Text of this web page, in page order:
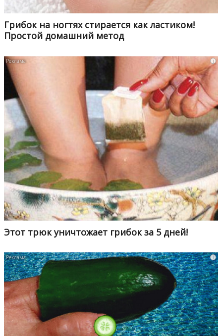
Грибок на ногтях стирается как ластиком!
Простой домашний метод
i
Этот трюк уничтожает грибок за 5 дней!
i